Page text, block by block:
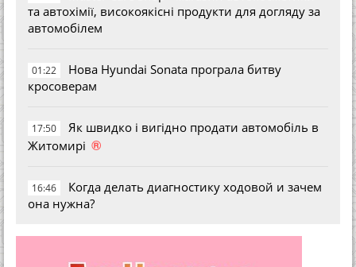
та автохімії, високоякісні продукти для догляду за
автомобілем
01:22
Нова Hyundai Sonata програла битву
кросоверам
17:50
Як швидко і вигідно продати автомобіль в
Житомирі ®
16:46
Когда делать диагностику ходовой и зачем
она нужна?